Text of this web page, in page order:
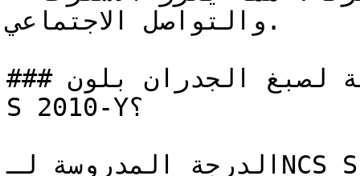
والتواصل الاجتماعي.
### ما هي المساحات المثالية لصبغ الجدران بلون NCS
S 2010-Y؟
الدرجة المدروسة لـNCS S 2010-Y تعمل بكفاءة في